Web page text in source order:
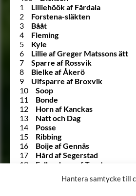
Hantera samtycke till
1
Lilliehöök af Fårdala
2
Forstena-släkten
3
Bååt
4
Fleming
5
Kyle
6
Lillie af Greger Matssons ätt
7
Sparre af Rossvik
8
Bielke af Åkerö
9
Ulfsparre af Broxvik
10
Soop
11
Bonde
12
Horn af Kanckas
13
Natt och Dag
14
Posse
15
Ribbing
16
Boije af Gennäs
17
Hård af Segerstad
18
Falkenberg af Trystorp